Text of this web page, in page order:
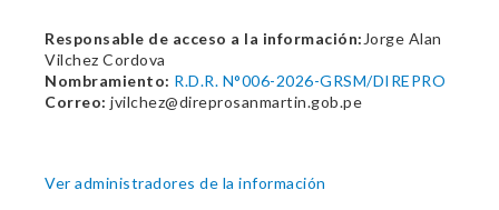
Responsable de acceso a la información: Jorge Alan
Vilchez Cordova
Nombramiento: R.D.R. N°006-2026-GRSM/DIREPRO
Correo: jvilchez@direprosanmartin.gob.pe
Ver administradores de la información